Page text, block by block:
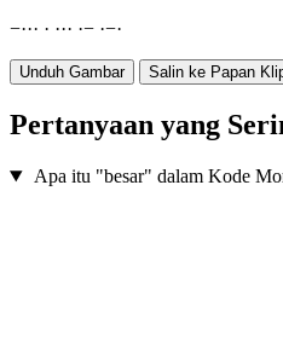
−··· · ··· ·− ·−·
Unduh Gambar Salin ke Papan
Pertanyaan yang
Apa itu "besar" dalam Kode